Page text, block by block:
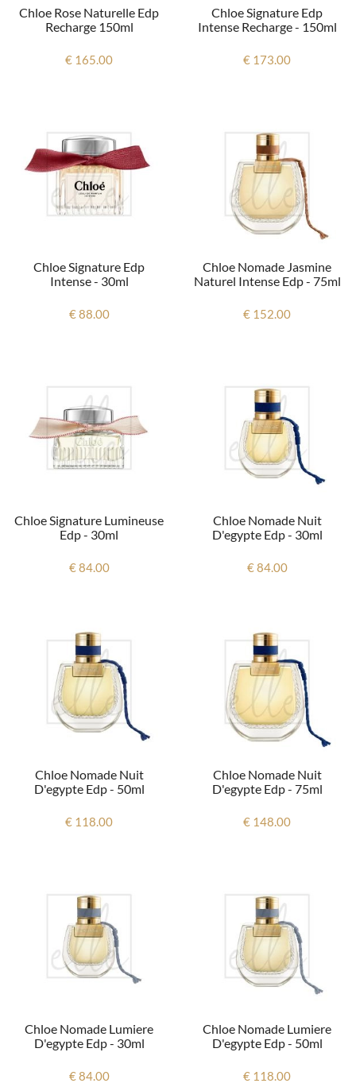
Chloe Rose Naturelle Edp
Recharge 150ml
€ 165.00
Chloe Signature Edp
Intense Recharge - 150ml
€ 173.00
Chloe Signature Edp
Intense - 30ml
€ 88.00
Chloe Nomade Jasmine
Naturel Intense Edp - 75ml
€ 152.00
Chloe Signature Lumineuse
Edp - 30ml
€ 84.00
Chloe Nomade Nuit
D'egypte Edp - 30ml
€ 84.00
Chloe Nomade Nuit
D'egypte Edp - 50ml
€ 118.00
Chloe Nomade Nuit
D'egypte Edp - 75ml
€ 148.00
Chloe Nomade Lumiere
D'egypte Edp - 30ml
€ 84.00
Chloe Nomade Lumiere
D'egypte Edp - 50ml
€ 118.00